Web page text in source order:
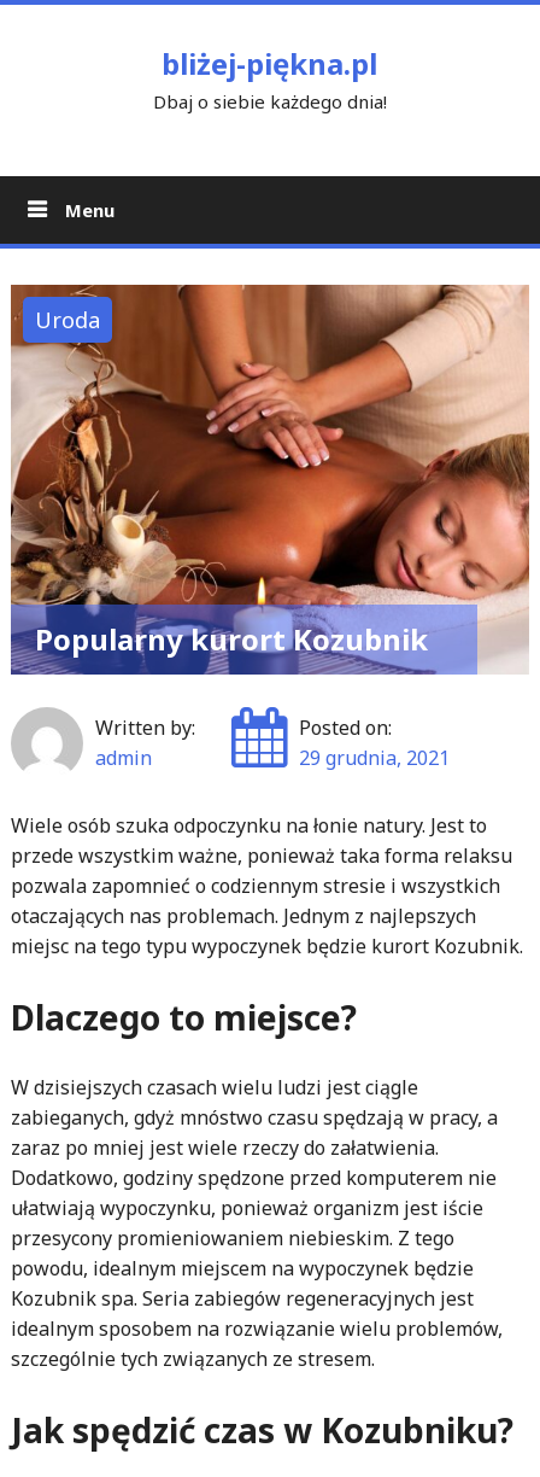
bliżej-piękna.pl
Dbaj o siebie każdego dnia!
Menu
Uroda
Popularny kurort Kozubnik
Written by:
admin
Posted on:
29 grudnia, 2021
Wiele osób szuka odpoczynku na łonie natury. Jest to
przede wszystkim ważne, ponieważ taka forma relaksu
pozwala zapomnieć o codziennym stresie i wszystkich
otaczających nas problemach. Jednym z najlepszych
miejsc na tego typu wypoczynek będzie kurort Kozubnik.
Dlaczego to miejsce?
W dzisiejszych czasach wielu ludzi jest ciągle
zabieganych, gdyż mnóstwo czasu spędzają w pracy, a
zaraz po mniej jest wiele rzeczy do załatwienia.
Dodatkowo, godziny spędzone przed komputerem nie
ułatwiają wypoczynku, ponieważ organizm jest iście
przesycony promieniowaniem niebieskim. Z tego
powodu, idealnym miejscem na wypoczynek będzie
Kozubnik spa. Seria zabiegów regeneracyjnych jest
idealnym sposobem na rozwiązanie wielu problemów,
szczególnie tych związanych ze stresem.
Jak spędzić czas w Kozubniku?